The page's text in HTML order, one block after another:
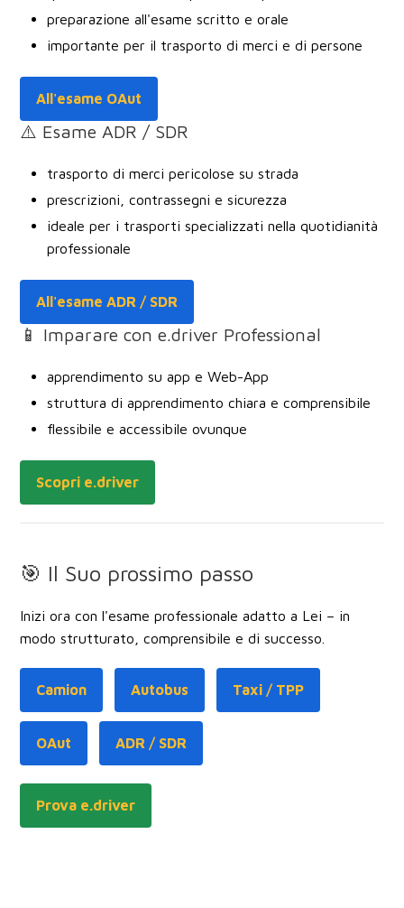
preparazione all'esame scritto e orale
importante per il trasporto di merci e di persone
All'esame OAut
⚠️ Esame ADR / SDR
trasporto di merci pericolose su strada
prescrizioni, contrassegni e sicurezza
ideale per i trasporti specializzati nella quotidianità
professionale
All'esame ADR / SDR
📱 Imparare con e.driver Professional
apprendimento su app e Web-App
struttura di apprendimento chiara e comprensibile
flessibile e accessibile ovunque
Scopri e.driver
🎯 Il Suo prossimo passo
Inizi ora con l'esame professionale adatto a Lei – in
modo strutturato, comprensibile e di successo.
Camion Autobus Taxi / TPP
OAut ADR / SDR
Prova e.driver